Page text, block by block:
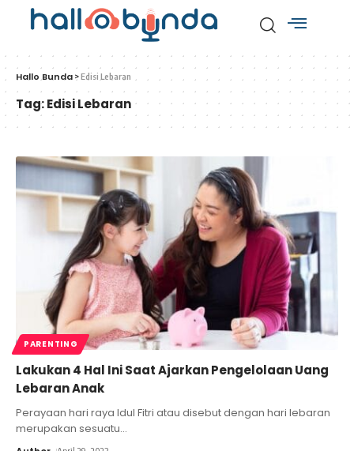
Hallo Bunda >Edisi Lebaran
Tag:Edisi Lebaran
PARENTING
Lakukan 4 Hal Ini Saat Ajarkan Pengelolaan Uang
Lebaran Anak
Perayaan hari raya Idul Fitri atau disebut dengan hari lebaran
merupakan sesuatu…